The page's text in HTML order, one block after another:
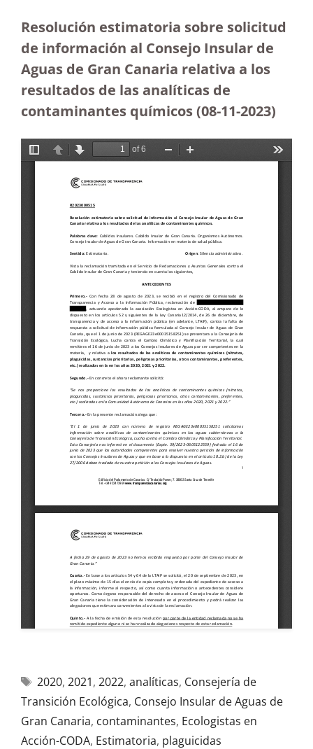
Resolución estimatoria sobre solicitud
de información al Consejo Insular de
Aguas de Gran Canaria relativa a los
resultados de las analíticas de
contaminantes químicos (08-11-2023)
2020, 2021, 2022, analíticas, Consejería de
Transición Ecológica, Consejo Insular de Aguas de
Gran Canaria, contaminantes, Ecologistas en
Acción-CODA, Estimatoria, plaguicidas